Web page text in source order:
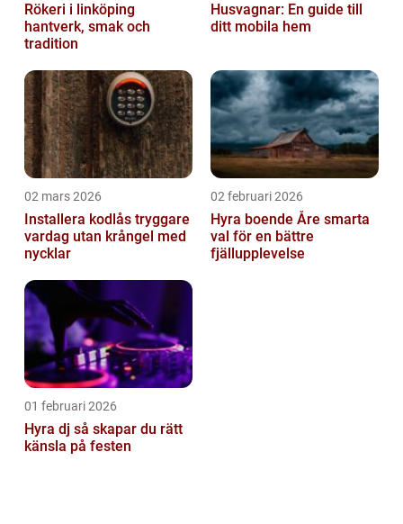
Rökeri i linköping
hantverk, smak och
tradition
Husvagnar: En guide till
ditt mobila hem
02 mars 2026
Installera kodlås tryggare
vardag utan krångel med
nycklar
02 februari 2026
Hyra boende Åre smarta
val för en bättre
fjällupplevelse
01 februari 2026
Hyra dj så skapar du rätt
känsla på festen